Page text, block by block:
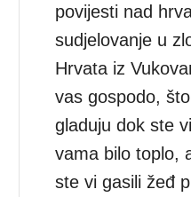
povijesti nad
sudjelovanje u
Hrvata iz
vas gospodo,
gladuju dok ste
vama bilo toplo,
ste vi gasili žeđ